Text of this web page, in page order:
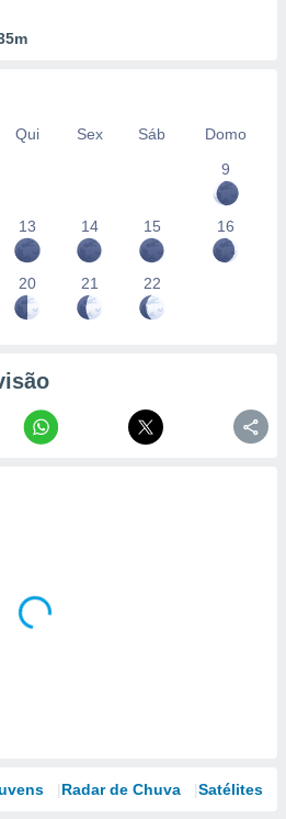
Qui Sex Sáb
Domo
9
13 14 15 16
20 21 22
Radar de Chuva Satélites